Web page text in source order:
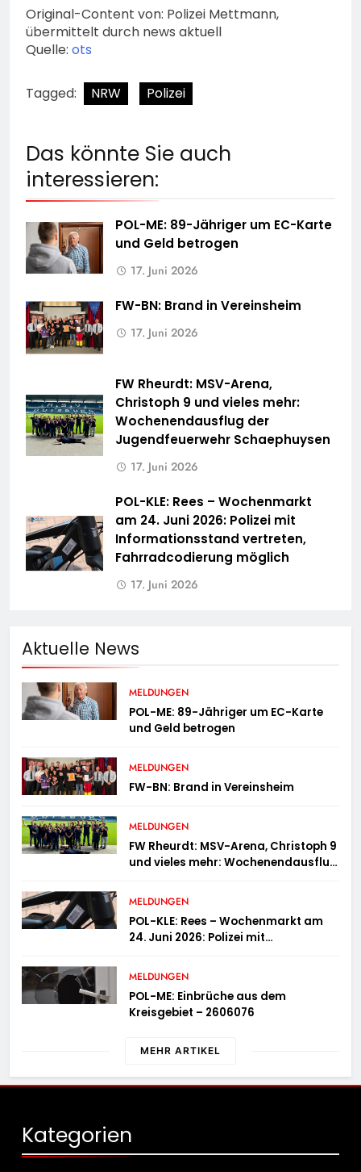
Original-Content von: Polizei Mettmann,
übermittelt durch news aktuell
Quelle: ots
Tagged: NRW Polizei
Das könnte Sie auch
interessieren:
POL-ME: 89-Jähriger um EC-Karte
und Geld betrogen
17. Juni 2026
FW-BN: Brand in Vereinsheim
17. Juni 2026
FW Rheurdt: MSV-Arena,
Christoph 9 und vieles mehr:
Wochenendausflug der
Jugendfeuerwehr Schaephuysen
17. Juni 2026
POL-KLE: Rees – Wochenmarkt
am 24. Juni 2026: Polizei mit
Informationsstand vertreten,
Fahrradcodierung möglich
17. Juni 2026
Aktuelle News
MELDUNGEN
POL-ME: 89-Jähriger um EC-Karte
und Geld betrogen
MELDUNGEN
FW-BN: Brand in Vereinsheim
MELDUNGEN
FW Rheurdt: MSV-Arena, Christoph 9
und vieles mehr: Wochenendausflug
MELDUNGEN
POL-KLE: Rees – Wochenmarkt am
24. Juni 2026: Polizei mit
Fahrradcodierung möglich
MELDUNGEN
POL-ME: Einbrüche aus dem
Kreisgebiet – 2606076
MEHR ARTIKEL
Kategorien